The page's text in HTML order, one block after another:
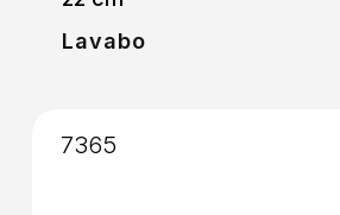
Lavabo
7365